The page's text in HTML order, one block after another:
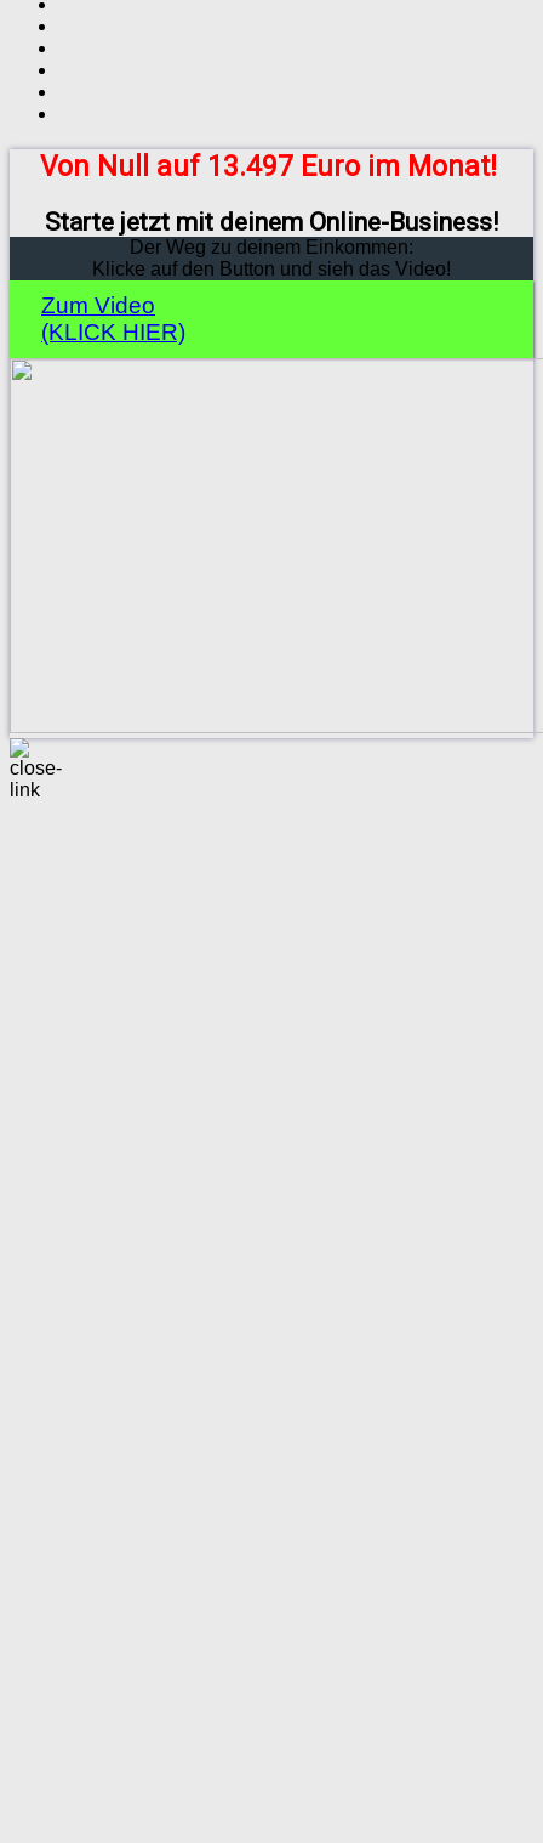
Von Null auf 13.497 Euro im Monat!
Starte jetzt mit deinem Online-Business!
Der Weg zu deinem Einkommen:
Klicke auf den Button und sieh das Video!
Zum Video
(KLICK HIER)